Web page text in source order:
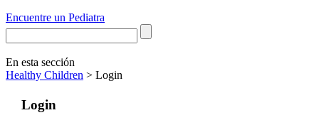
Encuentre un Pediatra
En esta sección
Healthy Children > Login
Login